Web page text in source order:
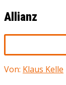
Allianz
Von: Klaus Kelle